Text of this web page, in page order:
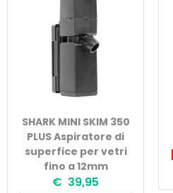
SHARK MINI SKIM 350
PLUS Aspiratore di
superfice per vetri
fino a 12mm
€ 39,95